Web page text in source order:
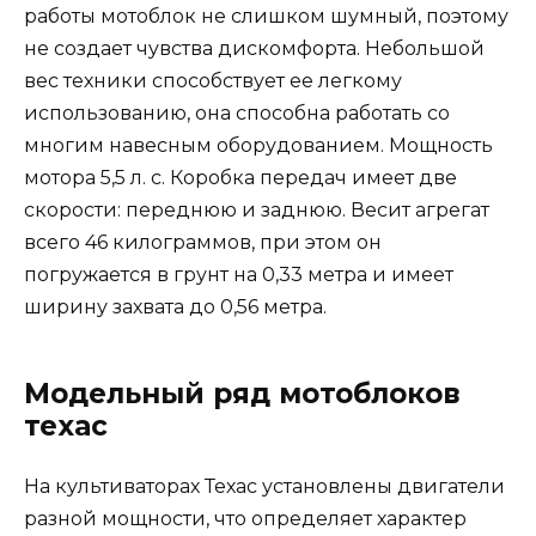
работы мотоблок не слишком шумный, поэтому
не создает чувства дискомфорта. Небольшой
вес техники способствует ее легкому
использованию, она способна работать со
многим навесным оборудованием. Мощность
мотора 5,5 л. с. Коробка передач имеет две
скорости: переднюю и заднюю. Весит агрегат
всего 46 килограммов, при этом он
погружается в грунт на 0,33 метра и имеет
ширину захвата до 0,56 метра.
Модельный ряд мотоблоков
техас
На культиваторах Техас установлены двигатели
разной мощности, что определяет характер